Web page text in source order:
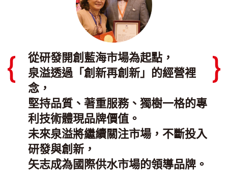
從研發開創藍海市場為起點，
泉溢透過「創新再創新」的經營裡
念，
堅持品質、著重服務、獨樹一格的專
利技術體現品牌價值。
未來泉溢將繼續關注市場，不斷投入
研發與創新，
矢志成為國際供水市場的領導品牌。